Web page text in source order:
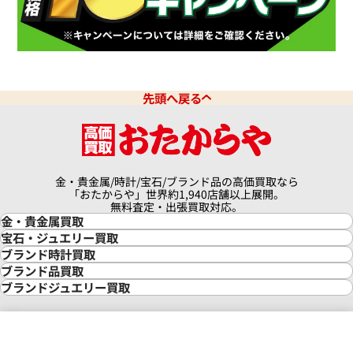
先頭へ戻る
金・貴金属/時計/宝石/ブランド品の高価買取なら
「おたからや」世界約1,940店舗以上展開。
無料査定・出張買取対応。
金・貴金属買取
金買取
金の相場価格情報
金の参考買取価格一覧
インゴット買取
インゴットの相場価格情報
24金買取
宝石・ジュエリー買取
宝石・ジュエリー買取
ダイヤモンド買取
ダイヤモンド・宝石の参考価格一覧
リング・結婚指輪買取
エメラルド買取
ブランド時計買取
時計買取
ロレックス買取
ロレックス デイトナ買取
ロレックス サブマリーナー買取
ブランド品買取
ブランド買取
ブランドジュエリー買取